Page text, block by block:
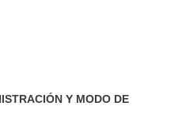
Y MODO DE